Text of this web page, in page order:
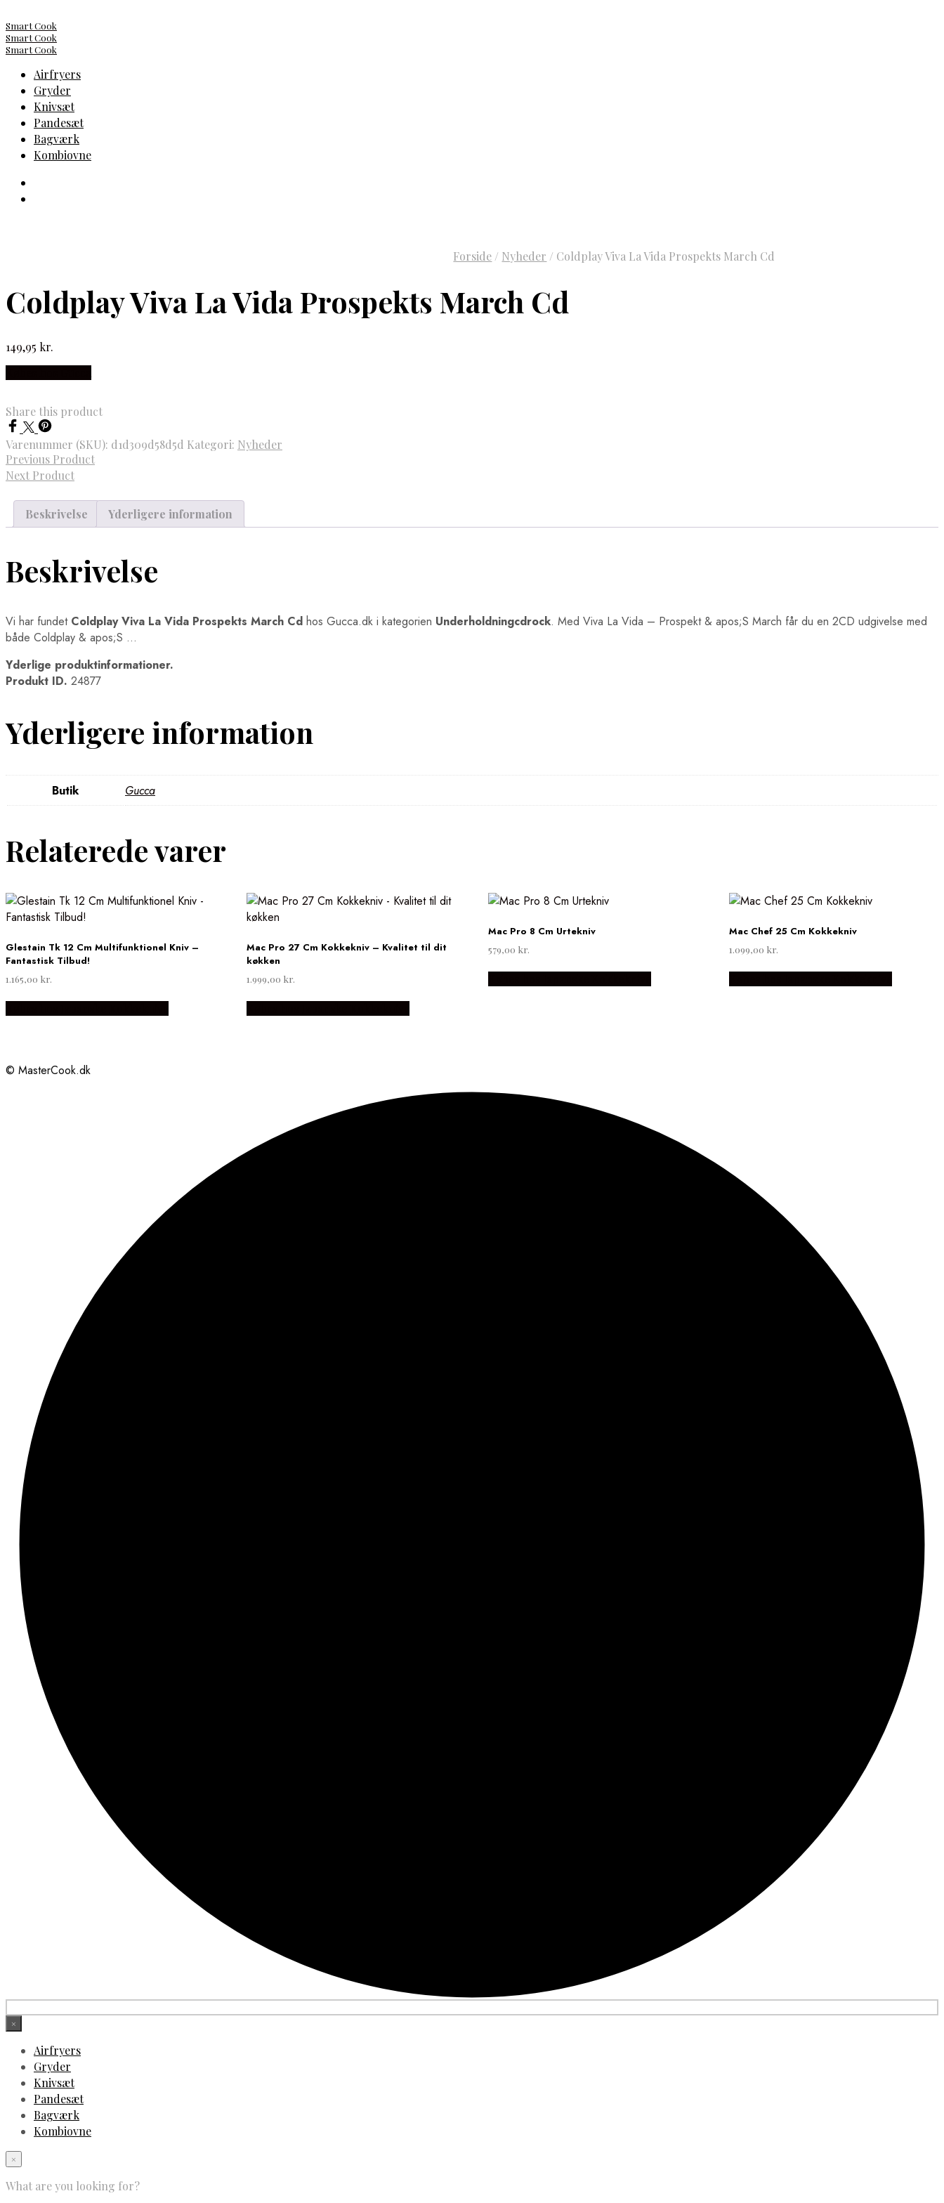
Smart Cook
Smart Cook
Smart Cook
Airfryers
Gryder
Knivsæt
Pandesæt
Bagværk
Kombiovne
Forside / Nyheder / Coldplay Viva La Vida Prospekts March Cd
Coldplay Viva La Vida Prospekts March Cd
149,95 kr.
Share this product
Varenummer (SKU): d1d309d58d5d Kategori: Nyheder
Previous Product
Next Product
Beskrivelse Yderligere information
Beskrivelse
Vi har fundet Coldplay Viva La Vida Prospekts March Cd hos Gucca.dk i kategorien Underholdningcdrock. Med Viva La Vida – Prospekt & apos;S March får du en 2CD udgivelse med
både Coldplay & apos;S …
Yderlige produktinformationer.
Produkt ID. 24877
Yderligere information
Butik Gucca
Relaterede varer
Glestain Tk 12 Cm Multifunktionel Kniv –
Fantastisk Tilbud!
1.165,00 kr.
Mac Pro 27 Cm Kokkekniv – Kvalitet til dit
køkken
1.999,00 kr.
Mac Pro 8 Cm Urtekniv
579,00 kr.
Mac Chef 25 Cm Kokkekniv
1.099,00 kr.
© MasterCook.dk
×
Airfryers
Gryder
Knivsæt
Pandesæt
Bagværk
Kombiovne
×
What are you looking for?